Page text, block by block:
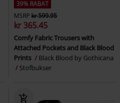
39% RABAT
MSRPkr 599.95
kr 365.45
Comfy Fabric Trousers with
Attached Pockets and Black Blood
Prints
Black Blood by Gothicana
Stofbukser